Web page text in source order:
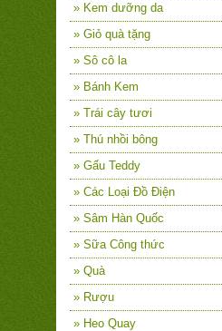
» Kem dưỡng da
» Giỏ quà tặng
» Sô cô la
» Bánh Kem
» Trái cây tươi
» Thú nhồi bông
» Gấu Teddy
» Các Loại Đồ Điện
» Sâm Hàn Quốc
» Sữa Công thức
» Quà
» Rượu
» Heo Quay